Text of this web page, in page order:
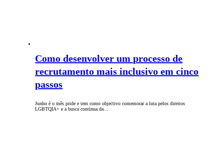
Como desenvolver um processo de
recrutamento mais inclusivo em cinco
passos
Junho é o mês pride e tem como objectivo comemorar a luta pelos direitos
LGBTQIA+ e a busca contínua da…